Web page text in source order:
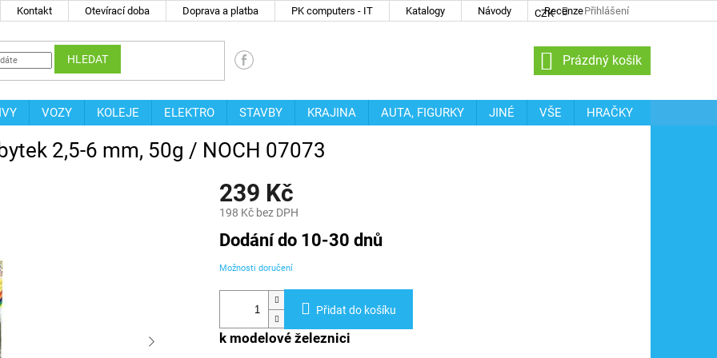
Kontakt Otevírací doba Doprava a platba PK computers - IT Katalogy Návody Recenze
CZK Přihlášení
HLEDAT
NÁKUPNÍ
KOŠÍK
Prázdný košík
VOZY KOLEJE ELEKTRO STAVBY KRAJINA AUTA, FIGURKY JINÉ VŠE
HRAČKY
2,5-6 mm, 50g / NOCH 07073
239 Kč
198 Kč bez DPH
Měrná
cena:
Dodání do 10-30 dnů
Možnosti doručení
Přidat do košíku
k modelové železnici